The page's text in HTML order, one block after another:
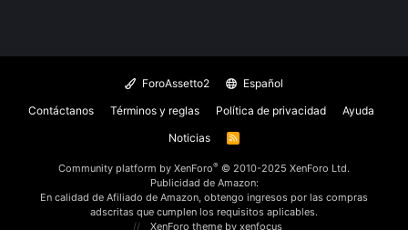
ForoAssetto2
Español
Contáctanos
Términos y reglas Política de privacidad
Ayuda
Noticias
R
Community platform by XenForo® © 2010-2025 XenForo Ltd.
Publicidad de Amazon:
En calidad de Afiliado de Amazon, obtengo ingresos por las compras
adscritas que cumplen los requisitos aplicables.
XenForo theme by xenfocus